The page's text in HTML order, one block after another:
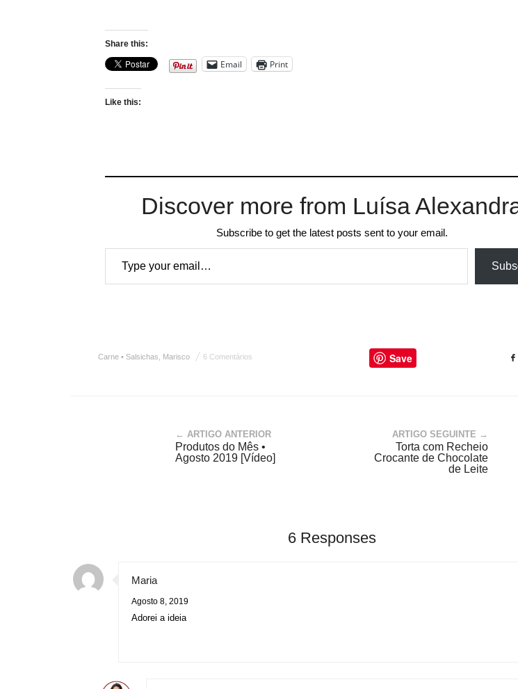
Share this:
Email Print
Like this:
Discover more from Luísa
Subscribe to get the latest posts sent to your email.
Type your email…
Carne • Salsichas Marisco 6 Comentários Save
← ARTIGO ANTERIOR
Produtos do Mês •
Agosto 2019 [Vídeo]
ARTIGO SEGUINTE →
Torta com Recheio
Crocante de Chocolate
de Leite
6 Responses
Maria
Agosto 8, 2019
Adorei a ideia